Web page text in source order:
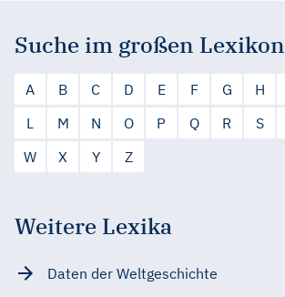
Suche im großen Lexikon
A B C D E F G H
L
M N O P Q R S
W
X Y Z
Weitere Lexika
Daten der Weltgeschichte